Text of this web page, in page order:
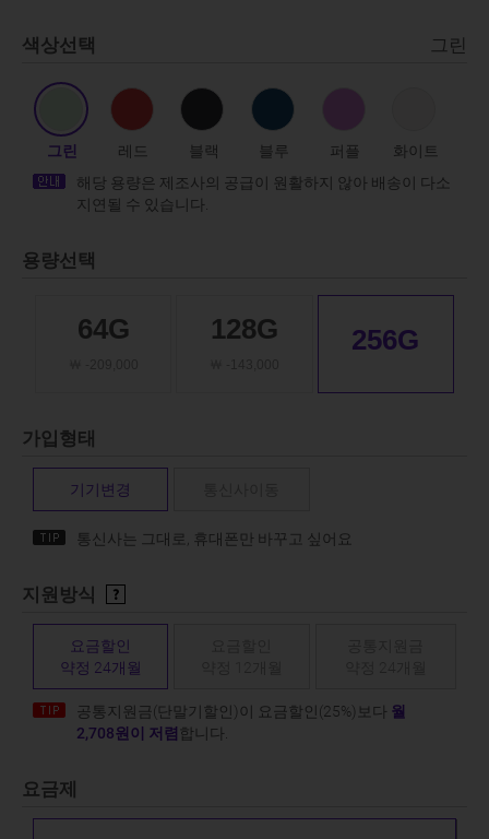
색상선택 그린
그린 레드 블랙 블루 퍼플
화이트
해당 용량은 제조사의 공급이 원활하지 않아 배송이 다소
지연될 수 있습니다.
용량선택
64G 128G 256G
가입형태
기기변경
통신사는 그대로, 휴대폰만 바꾸고 싶어요
지원방식
요금할인
약정 24개월
공통지원금(단말기할인)이 요금할인(25%)보다 월
2,708원이 저렴 합니다.
요금제